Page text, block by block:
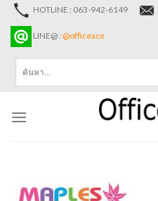
Skip
content
HOTLINE : 063-942-6149
LINE@ : @officeace